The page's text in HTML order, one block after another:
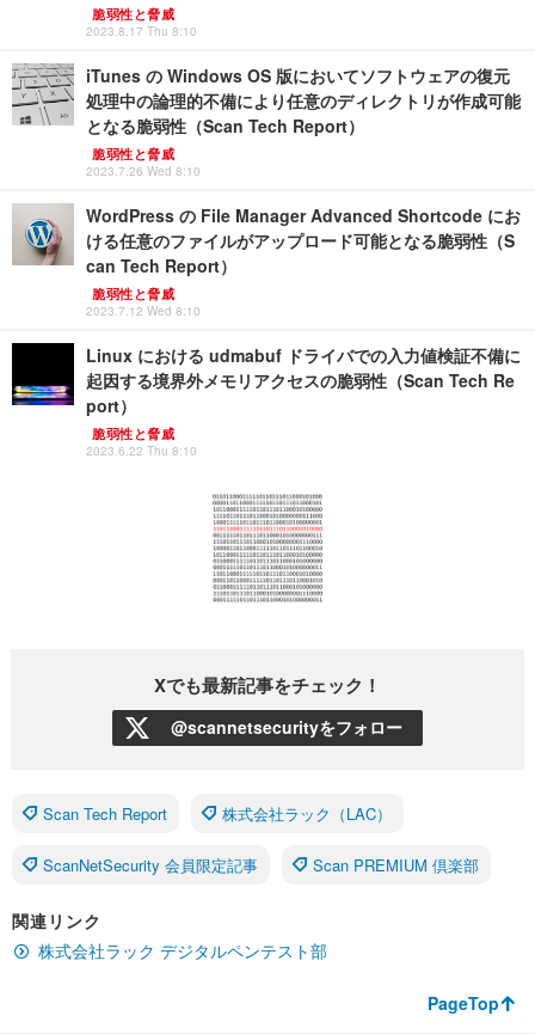
脆弱性と脅威
2023.8.17 Thu 8:10
iTunes の Windows OS 版においてソフトウェアの復元
処理中の論理的不備により任意のディレクトリが作成可能
となる脆弱性（Scan Tech Report）
脆弱性と脅威
2023.7.26 Wed 8:10
WordPress の File Manager Advanced Shortcode にお
ける任意のファイルがアップロード可能となる脆弱性（S
can Tech Report）
脆弱性と脅威
2023.7.12 Wed 8:10
Linux における udmabuf ドライバでの入力値検証不備に
起因する境界外メモリアクセスの脆弱性（Scan Tech Re
port）
脆弱性と脅威
2023.6.22 Thu 8:10
Xでも最新記事をチェック！
@scannetsecurityをフォロー
Scan Tech Report 株式会社ラック（LAC）
ScanNetSecurity 会員限定記事 Scan PREMIUM 倶楽部
関連リンク
株式会社ラック デジタルペンテスト部
PageTop